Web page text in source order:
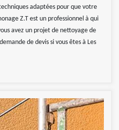
adaptées pour que votre
Z.T est un professionnel à qui
avez un projet de nettoyage de
de devis si vous êtes à Les